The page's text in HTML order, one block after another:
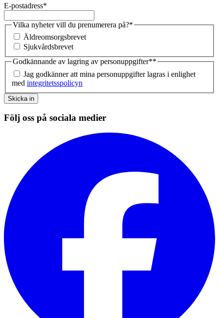
E-postadress*
Vilka nyheter vill du prenumerera på?*
Äldreomsorgsbrevet
Sjukvårdsbrevet
Godkännande av lagring av personuppgifter**
Jag godkänner att mina personuppgifter lagras i enlighet
med integritetsspolicyn
Skicka in
Följ oss på sociala medier